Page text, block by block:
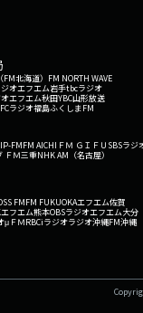
北海道） FM NORTH WAVE
オエフエム岩手tbcラジオ
エフエム秋田YBC山形放送
ラジオ福島ふくしまFM
FMFM AICHI ＦＭ ＧＩＦＵ SBSラジ
ＦＭ三重NHK AM（名古屋）
FMFM FUKUOKAエフエム佐賀
フエム熊本OBSラジオエフエム大分
μＦＭRBCiラジオラジオ沖縄FM沖縄